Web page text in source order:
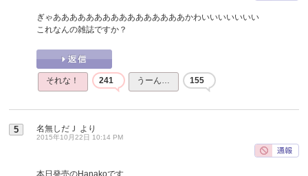
ぎゃああああああああああああああああかわいいいいいいい
これなんの雑誌ですか？
それな！ 241 うーん… 155
5 名無しだＪ より
2015年10月22日 10:14 PM
本日発売のHanakoです